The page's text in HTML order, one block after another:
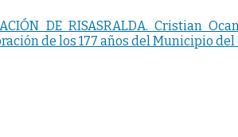
DE RISASRALDA. Cristian
de los 177 años del Municipio del